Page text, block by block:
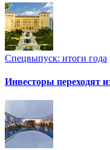
Спецвыпуск: итоги года
Инвесторы переходят